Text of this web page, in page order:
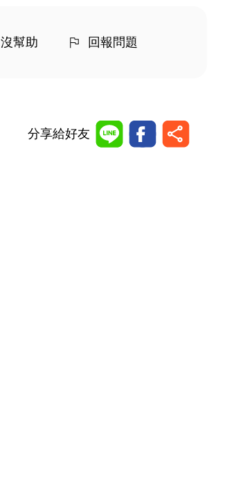
沒幫助 回報問題
分享給好友